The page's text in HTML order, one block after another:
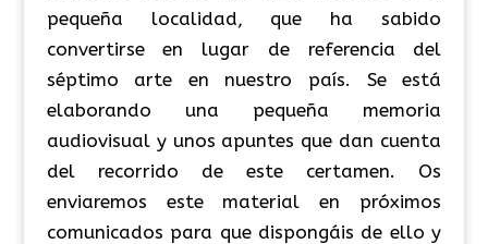
pequeña localidad, que ha sabido
convertirse en lugar de referencia del
séptimo arte en nuestro país. Se está
elaborando una pequeña memoria
audiovisual y unos apuntes que dan cuenta
del recorrido de este certamen. Os
enviaremos este material en próximos
comunicados para que dispongáis de ello y